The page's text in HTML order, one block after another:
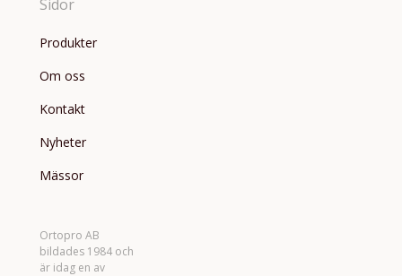
Sidor
Produkter
Om oss
Kontakt
Nyheter
Mässor
Ortopro AB
bildades 1984 och
är idag en av